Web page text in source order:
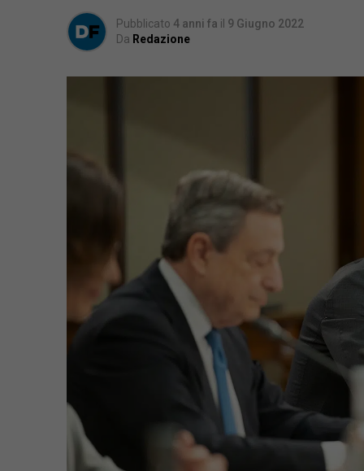
Pubblicato 4 anni fa il 9 Giugno 2022
Da Redazione